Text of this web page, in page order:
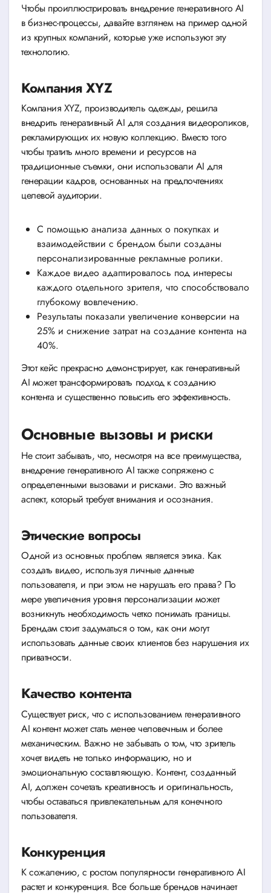
Чтобы проиллюстрировать внедрение генеративного AI
в бизнес-процессы, давайте взглянем на пример одной
из крупных компаний, которые уже используют эту
технологию.
Компания XYZ
Компания XYZ, производитель одежды, решила
внедрить генеративный AI для создания видеороликов,
рекламирующих их новую коллекцию. Вместо того
чтобы тратить много времени и ресурсов на
традиционные съемки, они использовали AI для
генерации кадров, основанных на предпочтениях
целевой аудитории.
С помощью анализа данных о покупках и
взаимодействии с брендом были созданы
персонализированные рекламные ролики.
Каждое видео адаптировалось под интересы
каждого отдельного зрителя, что способствовало
глубокому вовлечению.
Результаты показали увеличение конверсии на
25% и снижение затрат на создание контента на
40%.
Этот кейс прекрасно демонстрирует, как генеративный
AI может трансформировать подход к созданию
контента и существенно повысить его эффективность.
Основные вызовы и риски
Не стоит забывать, что, несмотря на все преимущества,
внедрение генеративного AI также сопряжено с
определенными вызовами и рисками. Это важный
аспект, который требует внимания и осознания.
Этические вопросы
Одной из основных проблем является этика. Как
создать видео, используя личные данные
пользователя, и при этом не нарушать его права? По
мере увеличения уровня персонализации может
возникнуть необходимость четко понимать границы.
Брендам стоит задуматься о том, как они могут
использовать данные своих клиентов без нарушения их
приватности.
Качество контента
Существует риск, что с использованием генеративного
AI контент может стать менее человечным и более
механическим. Важно не забывать о том, что зритель
хочет видеть не только информацию, но и
эмоциональную составляющую. Контент, созданный
AI, должен сочетать креативность и оригинальность,
чтобы оставаться привлекательным для конечного
пользователя.
Конкуренция
К сожалению, с ростом популярности генеративного AI
растет и конкуренция. Все больше брендов начинает